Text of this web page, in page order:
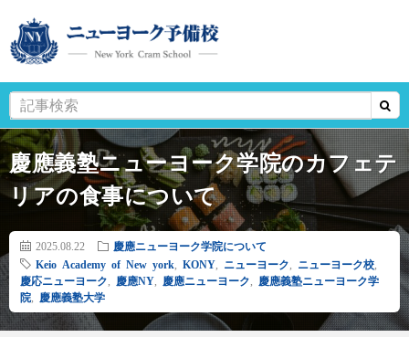
慶應義塾ニューヨーク学院のカフェテ
リアの食事について
2025.08.22
慶應ニューヨーク学院について
Keio Academy of New york
KONY ニューヨーク ニューヨーク校
慶応ニューヨーク
慶應NY 慶應ニューヨーク
慶應義塾ニューヨーク学
院
慶應義塾大学